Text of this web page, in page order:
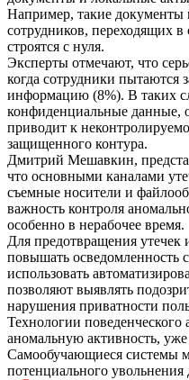
Например, такие документы
сотрудников, переходящих в
строятся с нуля.
Эксперты отмечают, что
когда сотрудники
информацию (8%). В таких
конфиденциальные данные,
приводит к
защищенного контура.
Дмитрий Мешавкин,
что основными каналами
съемные носители и
важность контроля
особенно в нерабочее время.
Для предотвращения
повышать осведомленность
использовать
позволяют выявлять
нарушения приватности
Технологии
аномальную активность,
Самообучающиеся системы
потенциального увольнения